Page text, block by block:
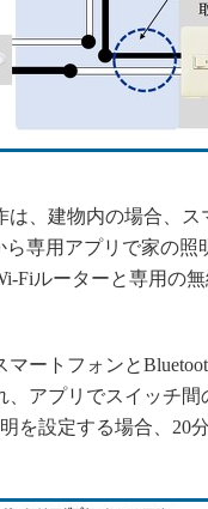
、建物内の場合、ス
専用アプリで家の照
Fiルーターと専用の
ートフォンと
アプリでスイッチ間
を設定する場合、20